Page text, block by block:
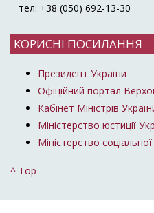
тел: +38 (050) 692-13-30
КОРИСНІ ПОСИЛАННЯ
Президент України
Офіційний портал
Кабінет Міністрів
Міністерство юстиції
Міністерство
^ Top